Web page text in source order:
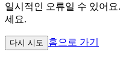
일시적인 오류일 수 있어요.
세요.
다시 시도 홈으로 가기